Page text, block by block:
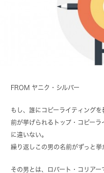
FROM ヤニク・シルバー
もし、誰にコピーライティング
前が挙げられるトップ・コピー
に違いない。
繰り返しこの男の名前がずっと挙
その男とは、ロバート・コリアー